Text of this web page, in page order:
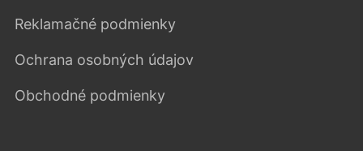
Reklamačné podmienky
Ochrana osobných údajov
Obchodné podmienky